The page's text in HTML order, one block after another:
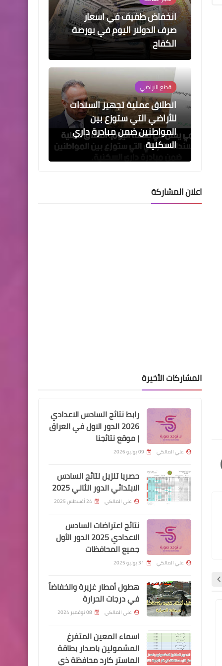
اسماء االرعاية الاجتماعية
انخفاض طفيف في اسعار
صرف الدولار اليوم في بورصة
الكفاح
قطع الاراضي
انطلاق عملية تجهيز السندات
للأراضي التي ستوزع بين
المواطنين ضمن مبادرة داري
السكنية
عودة فرص هطول الامطار
تطورات حالة الطقس صادرة
مساء الاحد
قطع الاراضي
صفحة dari داري لقطع الأراضي
تصدر بيانا يخص المحافظات
الحالية في مرحلة التدقيق
اسعار صرف الدولار في بورصة
الكفاح
اعلان المشاركة
المشاركات الأخيرة
رابط نتائج السادس الاعدادي
2026 الدور الاول في العراق
| موقع نتائجنا
علي المالكي 09 يوليو 2026
حصريا تنزيل نتائج السادس
الابتدائي الدور الثاني 2025
علي المالكي 24 أغسطس 2025
نتائج اعتراضات السادس
الاعدادي 2025 الدور الأول
جميع المحافظات
علي المالكي 31 يوليو 2025
هطول أمطار غزيرة وانخفاضاً
في درجات الحرارة
علي المالكي 08 نوفمبر 2024
اسماء المعين المتفرغ
المشمولين باصدار بطاقة
الماستر كارد محافظة ذي